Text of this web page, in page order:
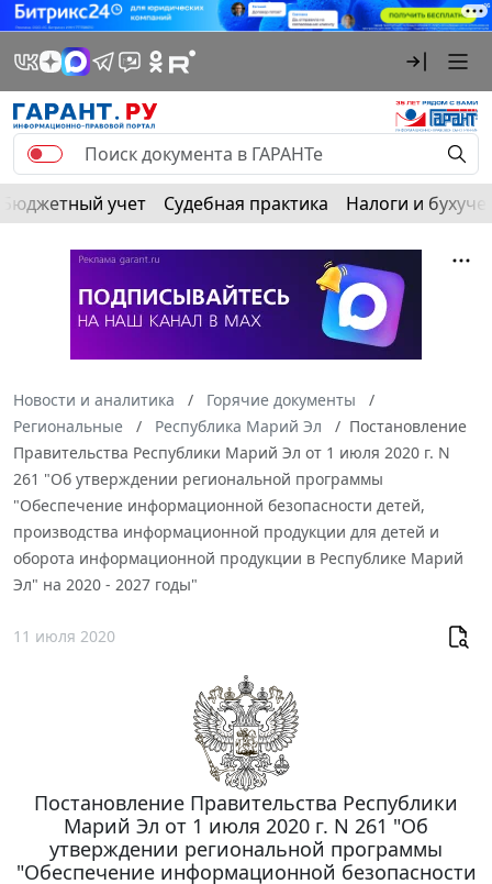
Бюджетный учет Судебная практика Налоги и
Новости и аналитика
Горячие документы
Региональные
Республика Марий Эл
Постановление
Правительства Республики Марий Эл от 1 июля 2020 г. N
261 "Об утверждении региональной программы
"Обеспечение информационной безопасности детей,
производства информационной продукции для детей и
оборота информационной продукции в Республике Марий
Эл" на 2020 - 2027 годы"
11 июля 2020
Постановление Правительства Республики
Марий Эл от 1 июля 2020 г. N 261 "Об
утверждении региональной программы
"Обеспечение информационной безопасности